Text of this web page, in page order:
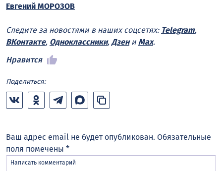
Евгений МОРОЗОВ
Следите за новостями в наших соцсетях: Telegram,
ВКонтакте, Одноклассники, Дзени Max.
Нравится
Поделиться:
Ваш адрес email не будет опубликован. Обязательные
поля помечены *